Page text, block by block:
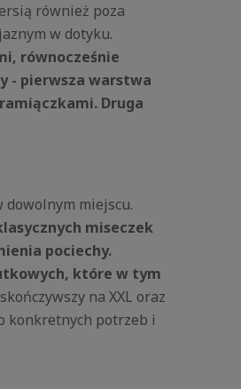
również poza
w dotyku.
równocześnie
- pierwsza warstwa
Druga
miejscu.
miseczek
pociechy.
które w tym
na XXL oraz
konkretnych potrzeb i